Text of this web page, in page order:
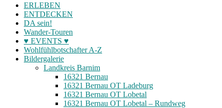
ERLEBEN
ENTDECKEN
DA sein!
Wander-Touren
♥ EVENTS ♥
Wohlfühlbotschafter A-Z
Bildergalerie
Landkreis Barnim
16321 Bernau
16321 Bernau OT Ladeburg
16321 Bernau OT Lobetal
16321 Bernau OT Lobetal – Rundweg